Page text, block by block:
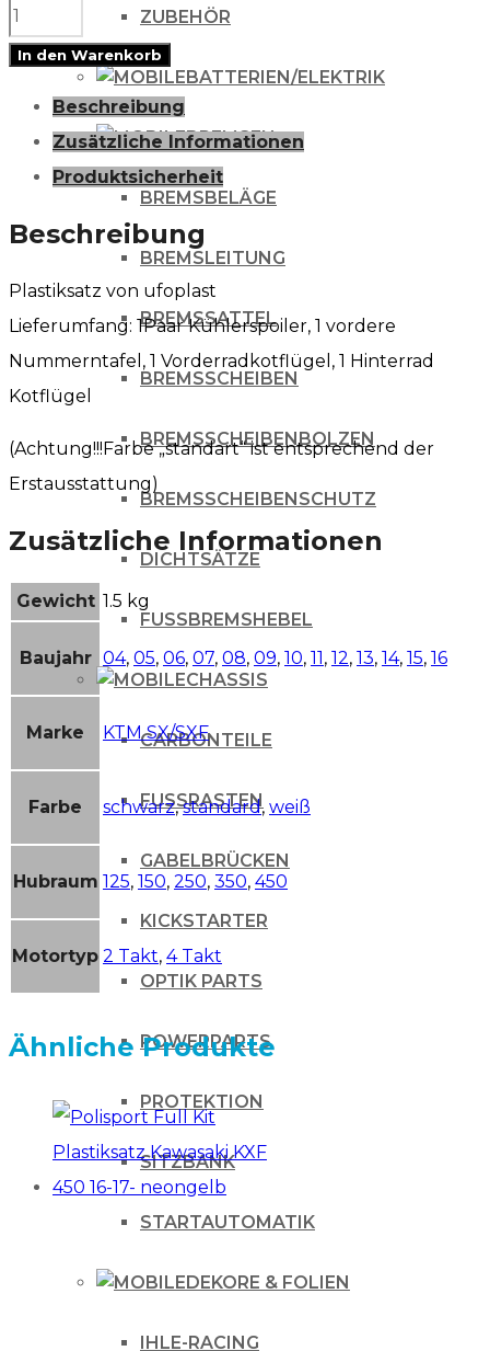
ZUBEHÖR
BATTERIEN/ELEKTRIK
BREMSEN
BREMSBELÄGE
BREMSLEITUNG
BREMSSATTEL
BREMSSCHEIBEN
BREMSSCHEIBENBOLZEN
BREMSSCHEIBENSCHUTZ
DICHTSÄTZE
FUSSBREMSHEBEL
CHASSIS
CARBONTEILE
FUSSRASTEN
GABELBRÜCKEN
KICKSTARTER
OPTIK PARTS
POWERPARTS
PROTEKTION
SITZBANK
STARTAUTOMATIK
DEKORE & FOLIEN
IHLE-RACING
Ufo
Plastiksatz
Plastikkit
SX/SXF
(4-
Menge
In den Warenkorb
Beschreibung
Zusätzliche Informationen
Produktsicherheit
Beschreibung
Plastiksatz von ufoplast
Lieferumfang: 1Paar Kühlerspoiler, 1 vordere
Nummerntafel, 1 Vorderradkotflügel, 1 Hinterrad
Kotflügel
(Achtung!!!Farbe „standart“ ist entsprechend der
Erstausstattung)
Zusätzliche Informationen
Gewicht 1.5 kg
Baujahr 04, 05, 06, 07, 08, 09, 10, 11, 12, 13, 14, 15, 16
Marke KTM SX/SXF
Farbe schwarz,standard, weiß
Hubraum 125, 150, 250, 350, 450
Motortyp 2 Takt, 4 Takt
Ähnliche Produkte